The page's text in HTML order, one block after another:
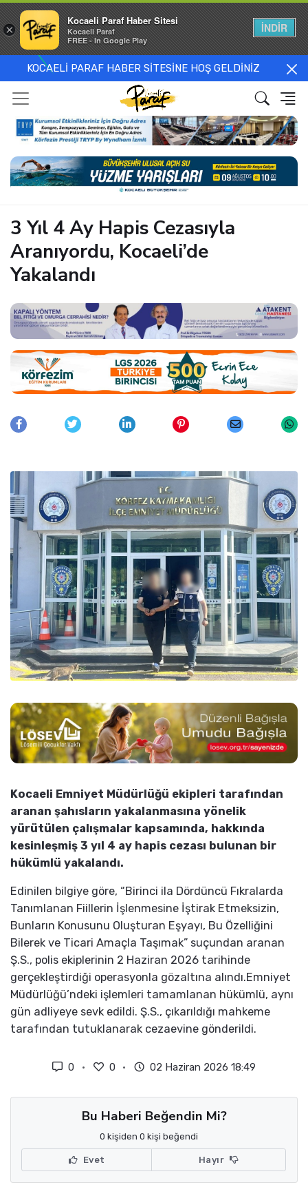
KOCAELİ PARAF HABER SİTESİNE HOŞ GELDİNİZ
3 Yıl 4 Ay Hapis Cezasıyla
Aranıyordu, Kocaeli’de
Yakalandı
Kocaeli Emniyet Müdürlüğü ekipleri tarafından
aranan şahısların yakalanmasına yönelik
yürütülen çalışmalar kapsamında, hakkında
kesinleşmiş 3 yıl 4 ay hapis cezası bulunan bir
hükümlü yakalandı.
Edinilen bilgiye göre, “Birinci ila Dördüncü Fıkralarda
Tanımlanan Fiillerin İşlenmesine İştirak Etmeksizin,
Bunların Konusunu Oluşturan Eşyayı, Bu Özelliğini
Bilerek ve Ticari Amaçla Taşımak” suçundan aranan
Ş.S., polis ekiplerinin 2 Haziran 2026 tarihinde
gerçekleştirdiği operasyonla gözaltına alındı.Emniyet
Müdürlüğü’ndeki işlemleri tamamlanan hükümlü, aynı
gün adliyeye sevk edildi. Ş.S., çıkarıldığı mahkeme
tarafından tutuklanarak cezaevine gönderildi.
0 0 02 Haziran 2026 18:49
Bu Haberi Beğendin Mi?
0 kişiden 0 kişi beğendi
Evet Hayır
×
Kocaeli Paraf Haber Sitesi
Kocaeli Paraf
FREE - In Google Play
İNDİR